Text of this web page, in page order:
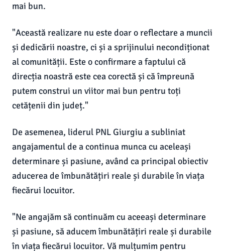
mai bun.
"Această realizare nu este doar o reflectare a muncii
și dedicării noastre, ci și a sprijinului necondiționat
al comunității. Este o confirmare a faptului că
direcția noastră este cea corectă și că împreună
putem construi un viitor mai bun pentru toți
cetățenii din județ."
De asemenea, liderul PNL Giurgiu a subliniat
angajamentul de a continua munca cu aceleași
determinare și pasiune, având ca principal obiectiv
aducerea de îmbunătățiri reale și durabile în viața
fiecărui locuitor.
"Ne angajăm să continuăm cu aceeași determinare
și pasiune, să aducem îmbunătățiri reale și durabile
în viața fiecărui locuitor. Vă mulțumim pentru